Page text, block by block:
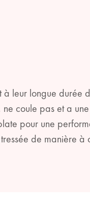
à leur longue
ne coule pas et a
pour une
de manière